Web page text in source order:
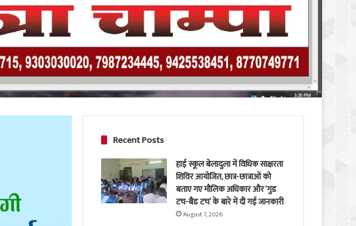
Recent Posts
हाई स्कूल बेलादुला में विधिक साक्षरता
शिविर आयोजित, छात्र-छात्राओं को
बताए गए मौलिक अधिकार और ‘गुड
टच-बैड टच’ के बारे में दी गई जानकारी
August 7, 2026